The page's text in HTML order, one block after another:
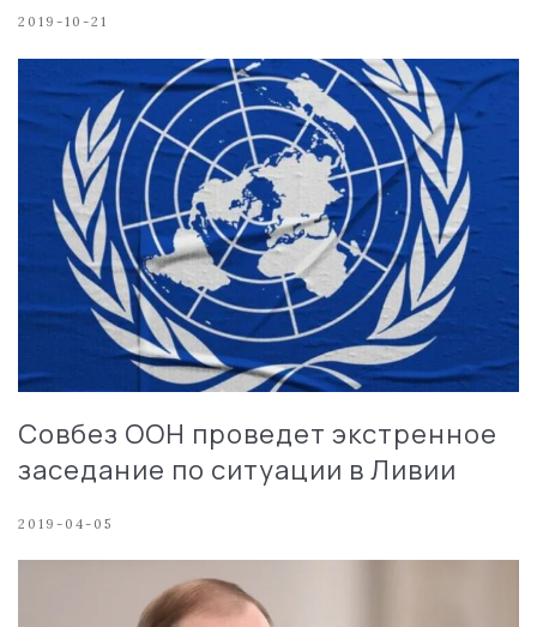
2019-10-21
Совбез ООН проведет экстренное
заседание по ситуации в Ливии
2019-04-05